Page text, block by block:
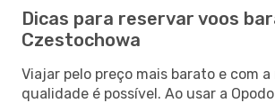
Dicas para reservar voos
Czestochowa
Viajar pelo preço mais barato e com a
qualidade é possível. Ao usar a